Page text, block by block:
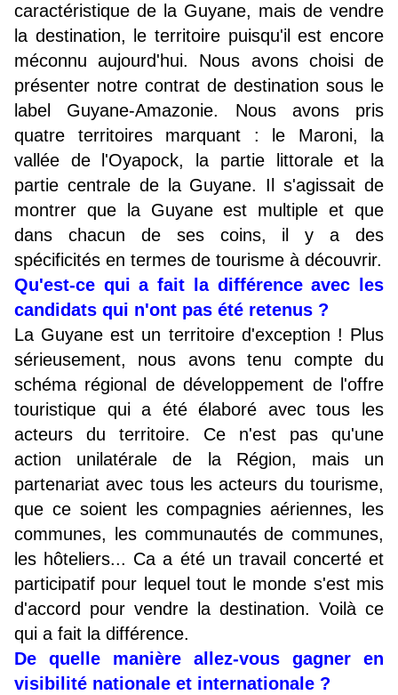
caractéristique de la Guyane, mais de vendre
la destination, le territoire puisqu'il est encore
méconnu aujourd'hui. Nous avons choisi de
présenter notre contrat de destination sous le
label Guyane-Amazonie. Nous avons pris
quatre territoires marquant : le Maroni, la
vallée de l'Oyapock, la partie littorale et la
partie centrale de la Guyane. Il s'agissait de
montrer que la Guyane est multiple et que
dans chacun de ses coins, il y a des
spécificités en termes de tourisme à découvrir.
Qu'est-ce qui a fait la différence avec les
candidats qui n'ont pas été retenus ?
La Guyane est un territoire d'exception ! Plus
sérieusement, nous avons tenu compte du
schéma régional de développement de l'offre
touristique qui a été élaboré avec tous les
acteurs du territoire. Ce n'est pas qu'une
action unilatérale de la Région, mais un
partenariat avec tous les acteurs du tourisme,
que ce soient les compagnies aériennes, les
communes, les communautés de communes,
les hôteliers... Ca a été un travail concerté et
participatif pour lequel tout le monde s'est mis
d'accord pour vendre la destination. Voilà ce
qui a fait la différence.
De quelle manière allez-vous gagner en
visibilité nationale et internationale ?